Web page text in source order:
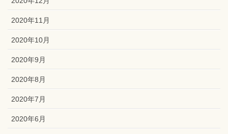
2020年11月
2020年10月
2020年9月
2020年8月
2020年7月
2020年6月